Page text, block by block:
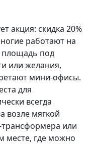
акция: скидка 20%
работают на
площадь под
или желания,
мини-офисы.
для
всегда
возле мягкой
или
месте, где можно